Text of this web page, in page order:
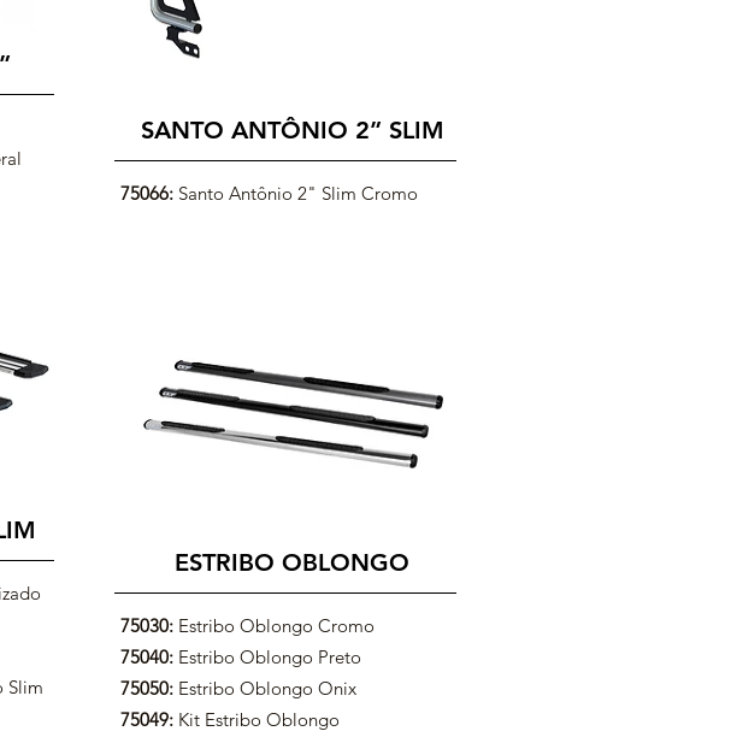
Slim
SANTO ANTÔNIO 2” SLIM
75066:Santo Antônio 2" Slim Cromo
ESTRIBO OBLONGO
75030: Estribo Oblongo Cromo
75040:Estribo Oblongo Preto
75050: Estribo Oblongo Onix
75049: Kit Estribo Oblongo